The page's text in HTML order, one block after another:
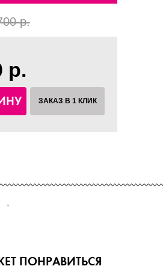
р.
р.
ЗАКАЗ В 1 КЛИК
-
ПОНРАВИТЬСЯ